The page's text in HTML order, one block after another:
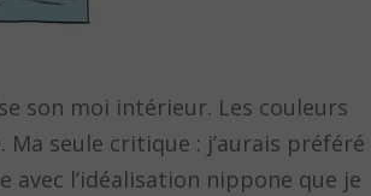
son moi intérieur. Les couleurs
seule critique : j’aurais préféré
l’idéalisation nippone que je